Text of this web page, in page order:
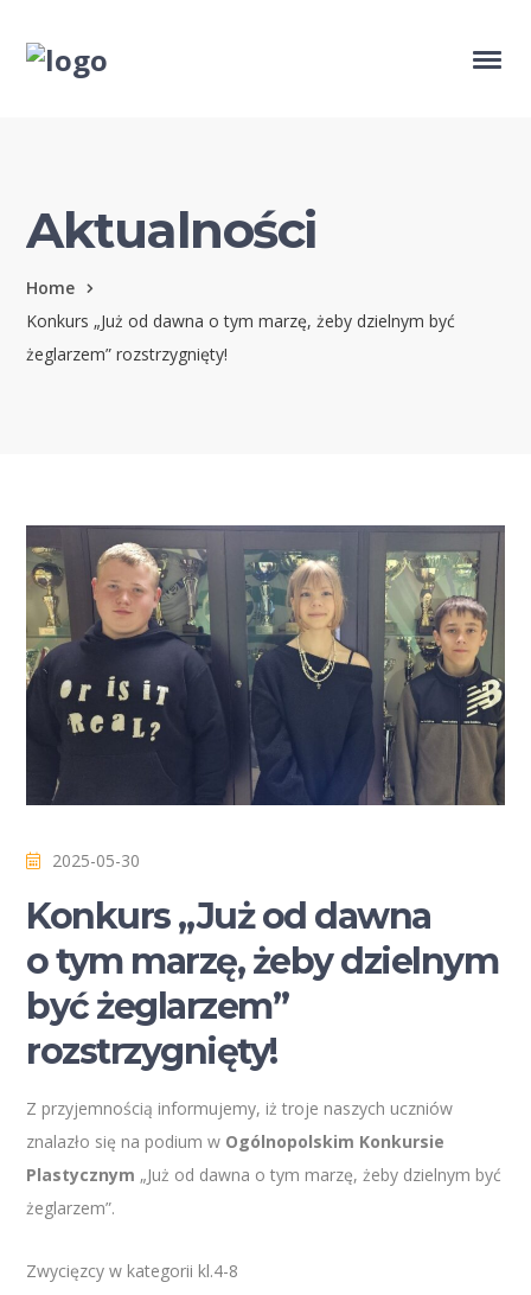
Aktualności
Home
Konkurs „Już od dawna o tym marzę, żeby dzielnym być
żeglarzem” rozstrzygnięty!
2025-05-30
Konkurs „Już od dawna
o tym marzę, żeby dzielnym
być żeglarzem”
rozstrzygnięty!
Z przyjemnością informujemy, iż troje naszych uczniów
znalazło się na podium w Ogólnopolskim Konkursie
Plastycznym „Już od dawna o tym marzę, żeby dzielnym być
żeglarzem”.
Zwycięzcy w kategorii kl.4-8